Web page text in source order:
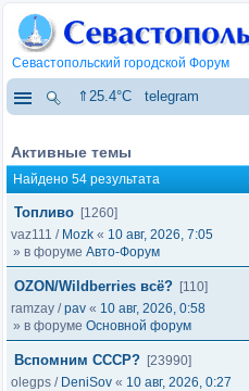
Севастопольский городской Форум
⇑25.4°C telegram
Активные темы
Найдено 54 результата
Топливо [1260]
vaz111 / Mozk « 10 авг, 2026, 7:05
» в форуме Авто-Форум
OZON/Wildberries всё? [110]
ramzay /pav « 10 авг, 2026, 0:58
» в форуме Основной форум
Вспомним СССР? [23990]
olegps / DeniSov « 10 авг, 2026, 0:27